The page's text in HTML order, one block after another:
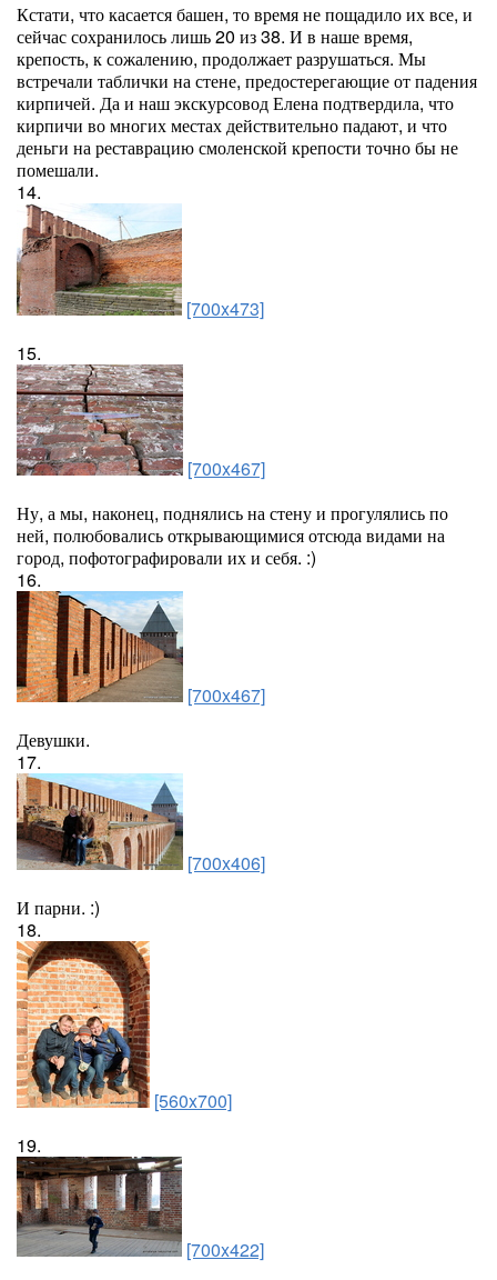
Кстати, что касается башен, то время не пощадило их все, и
сейчас сохранилось лишь 20 из 38. И в наше время,
крепость, к сожалению, продолжает разрушаться. Мы
встречали таблички на стене, предостерегающие от падения
кирпичей. Да и наш экскурсовод Елена подтвердила, что
кирпичи во многих местах действительно падают, и что
деньги на реставрацию смоленской крепости точно бы не
помешали.
14.
[700x473]
15.
[700x467]
Ну, а мы, наконец, поднялись на стену и прогулялись по
ней, полюбовались открывающимися отсюда видами на
город, пофотографировали их и себя. :)
16.
[700x467]
Девушки.
17.
[700x406]
И парни. :)
18.
[560x700]
19.
[700x422]